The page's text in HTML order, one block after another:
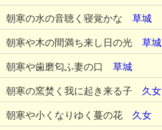
朝寒の水の音聴く寝覚かな 草城
朝寒や木の間満ち来し日の光 草城
朝寒や歯磨匂ふ妻の口 草城
朝寒の窯焚く我に起き来る子 久女
朝寒や小くなりゆく蔓の花 久女